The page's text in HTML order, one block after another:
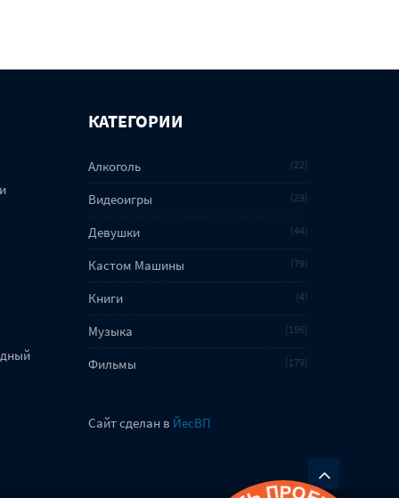
КАТЕГОРИИ
Алкоголь 22
Видеоигры 29
Девушки 44
Кастом Машины 79
Книги 4
Музыка 196
Фильмы 179
Сайт сделан в ЙесВП